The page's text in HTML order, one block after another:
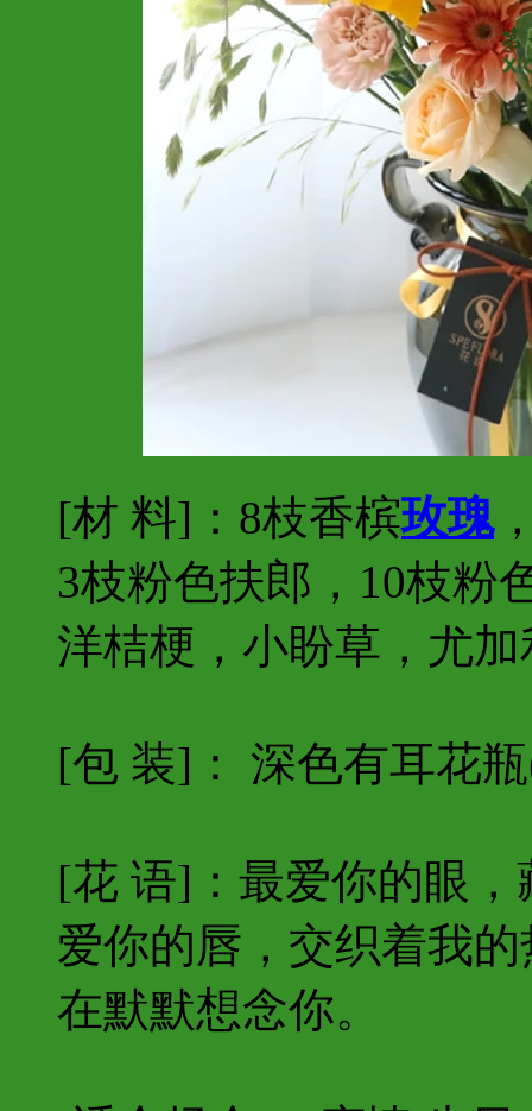
[材 料]：8枝香槟玫瑰
3枝粉色扶郎，10枝粉
洋桔梗，小盼草，尤
[包 装]： 深色有耳花
[花 语]：最爱你的眼
爱你的唇，交织着我
在默默想念你。